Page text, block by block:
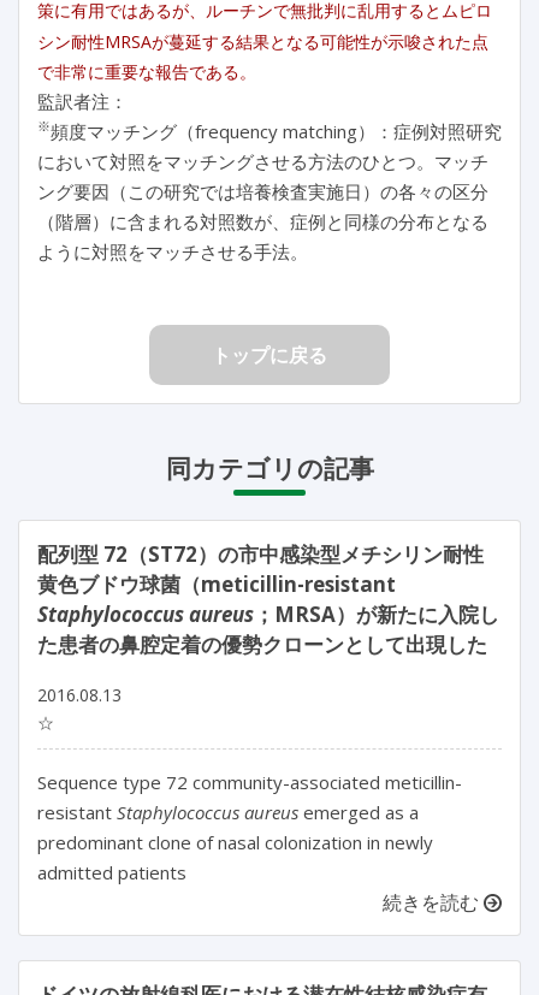
策に有用ではあるが、ルーチンで無批判に乱用するとムピロ
シン耐性MRSAが蔓延する結果となる可能性が示唆された点
で非常に重要な報告である。
監訳者注：
※頻度マッチング（frequency matching）：症例対照研究
において対照をマッチングさせる方法のひとつ。マッチ
ング要因（この研究では培養検査実施日）の各々の区分
（階層）に含まれる対照数が、症例と同様の分布となる
ように対照をマッチさせる手法。
トップに戻る
同カテゴリの記事
配列型 72（ST72）の市中感染型メチシリン耐性
黄色ブドウ球菌（meticillin-resistant
Staphylococcus aureus ；MRSA）が新たに入院し
た患者の鼻腔定着の優勢クローンとして出現した
2016.08.13
☆
Sequence type 72 community-associated meticillin-
resistant Staphylococcus aureus emerged as a
predominant clone of nasal colonization in newly
admitted patients
続きを読む